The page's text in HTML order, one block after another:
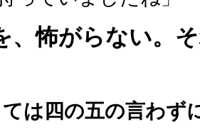
、怖がらない。
は四の五の言わず